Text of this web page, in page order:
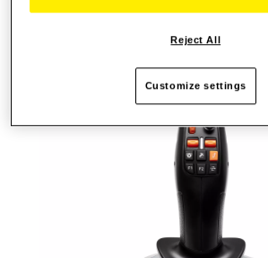
Reject All
Customize settings